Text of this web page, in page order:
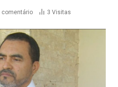
comentário 3 Visitas